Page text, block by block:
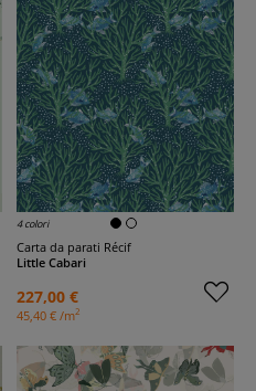
4 colori
Carta da parati Récif
Little Cabari
227,00 €
45,40 € /m2